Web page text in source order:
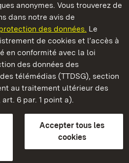
anonymes. Vous trouverez de
dans notre avis de
des données. Le
de cookies et l’accès à
en conformité avec la loi
des données des
télémédias (TTDSG), section
au traitement ultérieur des
6 par. 1 point a).
Accepter tous les
cookies
Baden‑Württemberg
du Bade-Wurtemberg
Mentions légales